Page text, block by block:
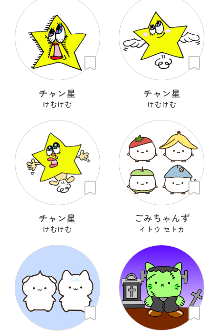
チャン星
けむけむ
チャン星
けむけむ
チャン星
けむけむ
ごみちゃんず
イトウ セトカ